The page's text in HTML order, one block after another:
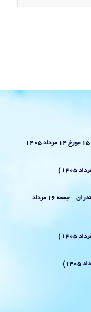
پیش بینی 7 روزه وضع هوای استان مازندران – جمعه 16 مرداد